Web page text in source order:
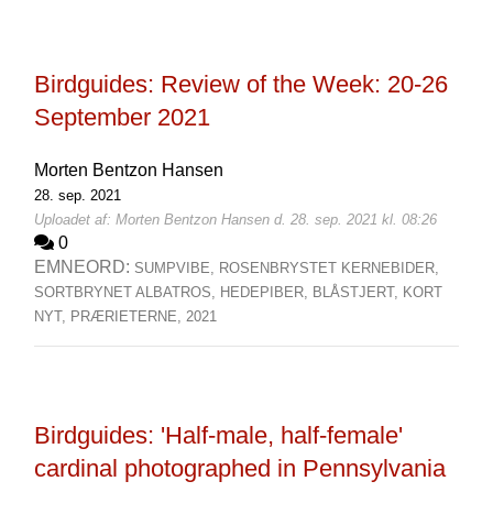
Birdguides: Review of the Week: 20-26
September 2021
Morten Bentzon Hansen
28. sep. 2021
Uploadet af: Morten Bentzon Hansen d. 28. sep. 2021 kl. 08:26
0
EMNEORD: SUMPVIBE, ROSENBRYSTET KERNEBIDER,
SORTBRYNET ALBATROS, HEDEPIBER, BLÅSTJERT, KORT
NYT, PRÆRIETERNE, 2021
Birdguides: 'Half-male, half-female'
cardinal photographed in Pennsylvania